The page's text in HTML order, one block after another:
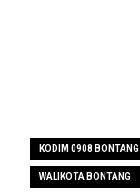
KODIM 0908 BONTANG
WALIKOTA BONTANG